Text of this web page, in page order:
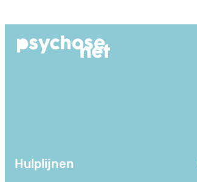
de
Hulplijnen